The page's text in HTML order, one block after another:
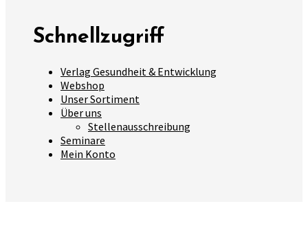
Schnellzugriff
Verlag Gesundheit & Entwicklung
Webshop
Unser Sortiment
Über uns
Stellenausschreibung
Seminare
Mein Konto